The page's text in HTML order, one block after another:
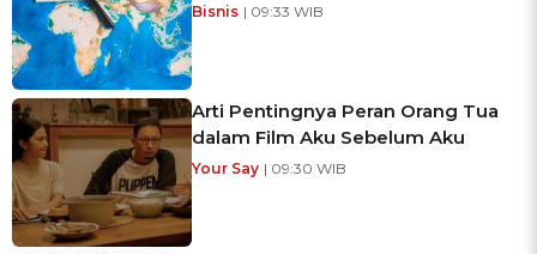
Bisnis | 09:33 WIB
Arti Pentingnya Peran Orang Tua
dalam Film Aku Sebelum Aku
Your Say | 09:30 WIB